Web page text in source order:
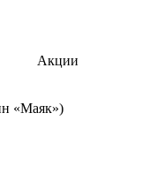
Акции
«Маяк»)